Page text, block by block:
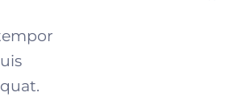
.